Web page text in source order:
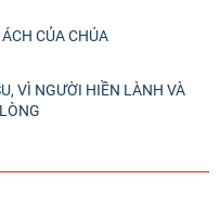
CỦA CHÚA
VÌ NGƯỜI HIỀN LÀNH VÀ